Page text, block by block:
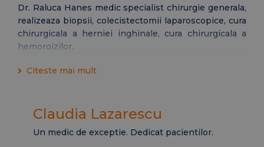
Dr. Raluca Hanes medic specialist chirurgie generala,
realizeaza biopsii, colecistectomii laparoscopice, cura
chirurgicala a herniei inghinale, cura chirurgicala a
hemoroizilor.
Citeste mai mult
Claudia Lazarescu
Un medic de exceptie. Dedicat pacientilor.